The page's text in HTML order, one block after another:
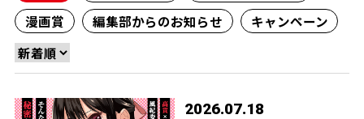
漫画賞
編集部からのお知らせ キャンペーン
2026.07.18